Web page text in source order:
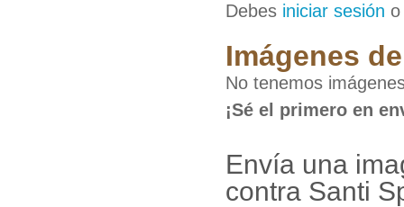
Debes iniciar sesión
Imágenes
No tenemos
¡Sé el primero en
Envía una
contra Santi